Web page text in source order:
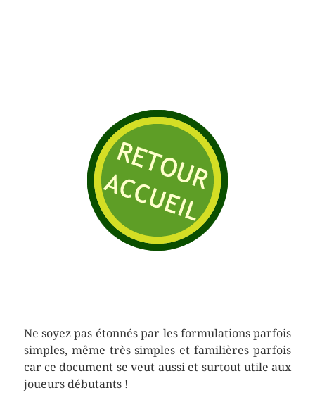
Ne soyez pas étonnés par les formulations parfois
simples, même très simples et familières parfois
car ce document se veut aussi et surtout utile aux
joueurs débutants !